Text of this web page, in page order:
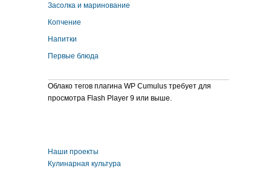
Засолка и маринование
Копчение
Напитки
Первые блюда
Облако тегов плагина WP Cumulus требует для
просмотра Flash Player 9 или выше.
Наши проекты
Кулинарная культура